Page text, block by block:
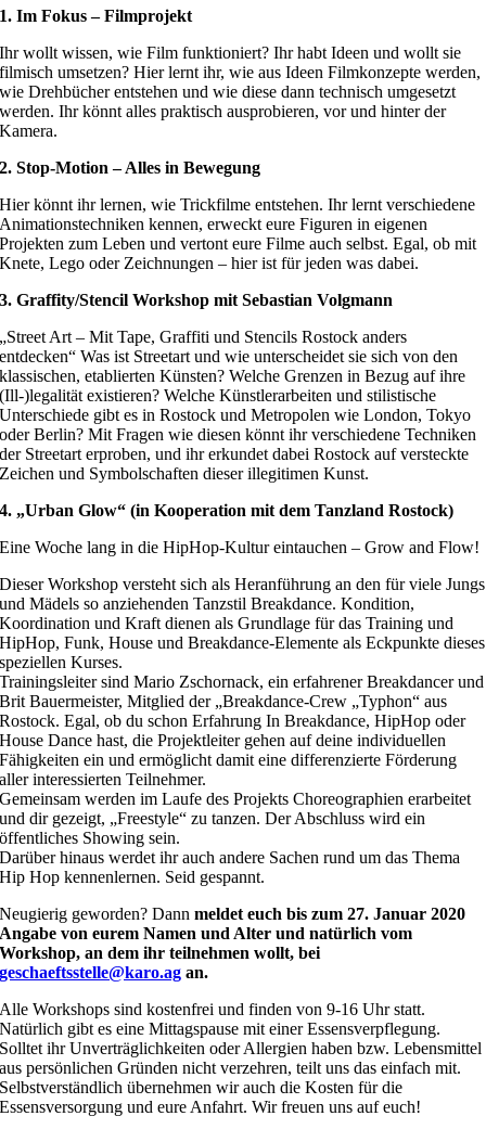
1. Im Fokus – Filmprojekt
Ihr wollt wissen, wie Film funktioniert? Ihr habt Ideen und wollt sie
filmisch umsetzen? Hier lernt ihr, wie aus Ideen Filmkonzepte werden,
wie Drehbücher entstehen und wie diese dann technisch umgesetzt
werden. Ihr könnt alles praktisch ausprobieren, vor und hinter der
Kamera.
2. Stop-Motion – Alles in Bewegung
Hier könnt ihr lernen, wie Trickfilme entstehen. Ihr lernt verschiedene
Animationstechniken kennen, erweckt eure Figuren in eigenen
Projekten zum Leben und vertont eure Filme auch selbst. Egal, ob mit
Knete, Lego oder Zeichnungen – hier ist für jeden was dabei.
3. Graffity/Stencil Workshop mit Sebastian Volgmann
„Street Art – Mit Tape, Graffiti und Stencils Rostock anders
entdecken“ Was ist Streetart und wie unterscheidet sie sich von den
klassischen, etablierten Künsten? Welche Grenzen in Bezug auf ihre
(Ill-)legalität existieren? Welche Künstlerarbeiten und stilistische
Unterschiede gibt es in Rostock und Metropolen wie London, Tokyo
oder Berlin? Mit Fragen wie diesen könnt ihr verschiedene Techniken
der Streetart erproben, und ihr erkundet dabei Rostock auf versteckte
Zeichen und Symbolschaften dieser illegitimen Kunst.
4. „Urban Glow“ (in Kooperation mit dem Tanzland Rostock)
Eine Woche lang in die HipHop-Kultur eintauchen – Grow and Flow!
Dieser Workshop versteht sich als Heranführung an den für viele Jungs
und Mädels so anziehenden Tanzstil Breakdance. Kondition,
Koordination und Kraft dienen als Grundlage für das Training und
HipHop, Funk, House und Breakdance-Elemente als Eckpunkte dieses
speziellen Kurses.
Trainingsleiter sind Mario Zschornack, ein erfahrener Breakdancer und
Brit Bauermeister, Mitglied der „Breakdance-Crew „Typhon“ aus
Rostock. Egal, ob du schon Erfahrung In Breakdance, HipHop oder
House Dance hast, die Projektleiter gehen auf deine individuellen
Fähigkeiten ein und ermöglicht damit eine differenzierte Förderung
aller interessierten Teilnehmer.
Gemeinsam werden im Laufe des Projekts Choreographien erarbeitet
und dir gezeigt, „Freestyle“ zu tanzen. Der Abschluss wird ein
öffentliches Showing sein.
Darüber hinaus werdet ihr auch andere Sachen rund um das Thema
Hip Hop kennenlernen. Seid gespannt.
Neugierig geworden? Dannmeldet euch bis zum 27. Januar 2020
Angabe von eurem Namen und Alter und natürlich vom
Workshop, an dem ihr teilnehmen wollt, bei
geschaeftsstelle@karo.ag an.
Alle Workshops sind kostenfrei und finden von 9-16 Uhr statt.
Natürlich gibt es eine Mittagspause mit einer Essensverpflegung.
Solltet ihr Unverträglichkeiten oder Allergien haben bzw. Lebensmittel
aus persönlichen Gründen nicht verzehren, teilt uns das einfach mit.
Selbstverständlich übernehmen wir auch die Kosten für die
Essensversorgung und eure Anfahrt. Wir freuen uns auf euch!